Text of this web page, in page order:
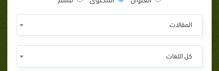
المقالات
كل اللغات